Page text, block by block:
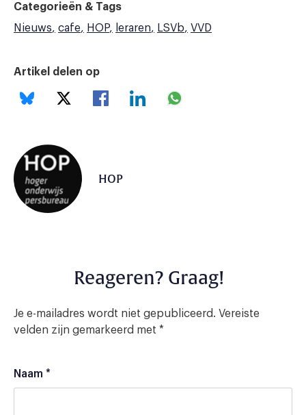
Categorieën & Tags
Nieuws
cafe HOP leraren LSVb VVD
Artikel delen op
HOP
Reageren? Graag!
Je e-mailadres wordt niet gepubliceerd. Vereiste
velden zijn gemarkeerd met *
Naam *